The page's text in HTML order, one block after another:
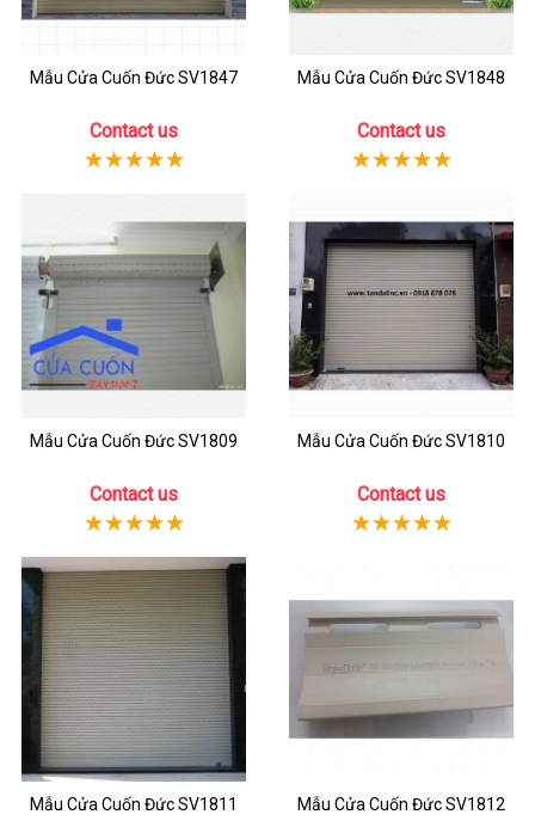
Mẫu Cửa Cuốn Đức SV1847
Contact us
Mẫu Cửa Cuốn Đức SV1848
Contact us
Mẫu Cửa Cuốn Đức SV1809
Contact us
Mẫu Cửa Cuốn Đức SV1810
Contact us
Mẫu Cửa Cuốn Đức SV1811 Mẫu Cửa Cuốn Đức SV1812